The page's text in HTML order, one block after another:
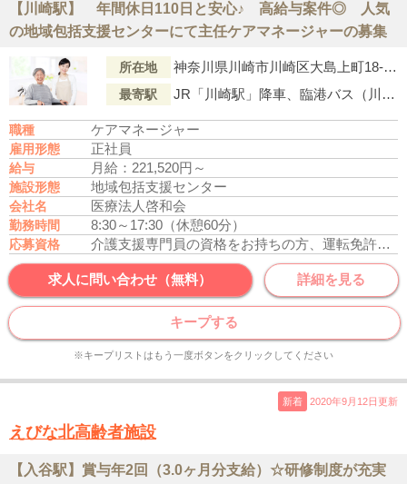
【川崎駅】 年間休日110日と安心♪ 高給与案件◎ 人気
の地域包括支援センターにて主任ケアマネージャーの募集
所在地 神奈川県川崎市川崎区大島上町18-1サニークレイン201号
最寄駅 JR「川崎駅」降車、臨港バス（川24鋼管循環線）「川崎駅前」より乗車約6分、「追分」にて下車、徒歩1分 【計 約16分】
職種 ケアマネージャー
雇用形態 正社員
給与 月給：221,520円～
施設形態 地域包括支援センター
会社名 医療法人啓和会
勤務時間 8:30～17:30（休憩60分）
応募資格 介護支援専門員の資格をお持ちの方、運転免許あれば尚可
求人に問い合わせ（無料） 詳細を見る
キープする
※キープリストはもう一度ボタンをクリックしてください
新着 2020年9月12日更新
えびな北高齢者施設
【入谷駅】賞与年2回（3.0ヶ月分支給）☆研修制度が充実